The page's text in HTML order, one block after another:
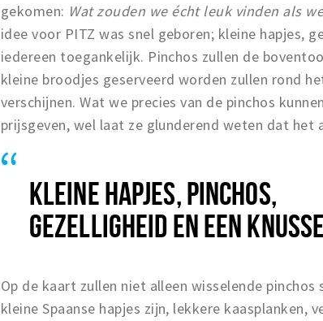
gekomen: Wat zouden we écht leuk vinden als
idee voor PITZ was snel geboren; kleine hapjes,
iedereen toegankelijk. Pinchos zullen de
kleine broodjes geserveerd worden zullen rond
verschijnen. Wat we precies van de pinchos
prijsgeven, wel laat ze glunderend weten dat het
KLEINE HAPJES, PINCHOS,
GEZELLIGHEID EN EEN
Op de kaart zullen niet alleen wisselende
kleine Spaanse hapjes zijn, lekkere kaasplanken,